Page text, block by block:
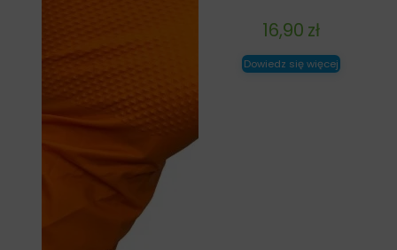
16,90 zł
Dowiedz się więcej